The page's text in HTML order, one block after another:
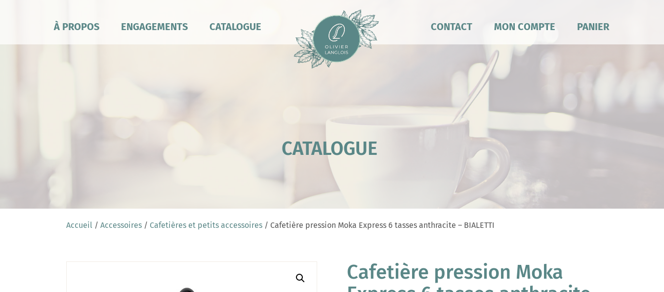
À PROPOS ENGAGEMENTS CATALOGUE CONTACT MON COMPTE PANIER
CATALOGUE
Accueil /Accessoires / Cafetières et petits accessoires / Cafetière pression Moka Express 6 tasses anthracite – BIALETTI
Cafetière pression Moka